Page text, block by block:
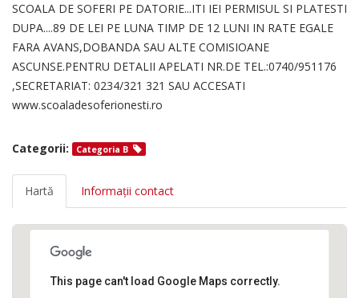
SCOALA DE SOFERI PE DATORIE...ITI IEI PERMISUL SI PLATESTI
DUPA....89 DE LEI PE LUNA TIMP DE 12 LUNI IN RATE EGALE
FARA AVANS,DOBANDA SAU ALTE COMISIOANE
ASCUNSE.PENTRU DETALII APELATI NR.DE TEL.:0740/951176
,SECRETARIAT: 0234/321 321 SAU ACCESATI
www.scoaladesoferionesti.ro
Categorii: Categoria B
Hartă Informații contact
This page can't load Google Maps correctly.